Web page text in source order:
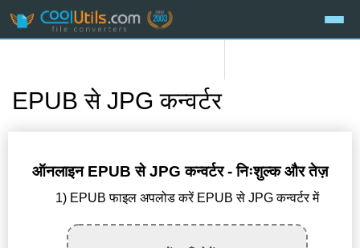
EPUB से JPG कन्वर्टर
ऑनलाइन EPUB से JPG कन्वर्टर - निःशुल्क और तेज़
1) EPUB फाइल अपलोड करें EPUB से JPG कन्वर्टर में